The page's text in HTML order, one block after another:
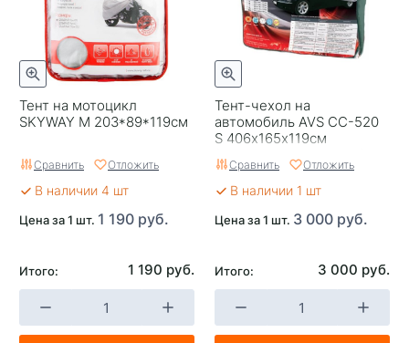
Тент на мотоцикл
SKYWAY М 203*89*119см
Сравнить Отложить
В наличии 4 шт
Цена за 1 шт. 1 190 руб.
Итого: 1 190 руб.
Тент-чехол на
автомобиль AVS СС-520
S 406х165х119см
(водонепроницаемый)
Сравнить Отложить
В наличии 1 шт
Цена за 1 шт. 3 000 руб.
Итого: 3 000 руб.